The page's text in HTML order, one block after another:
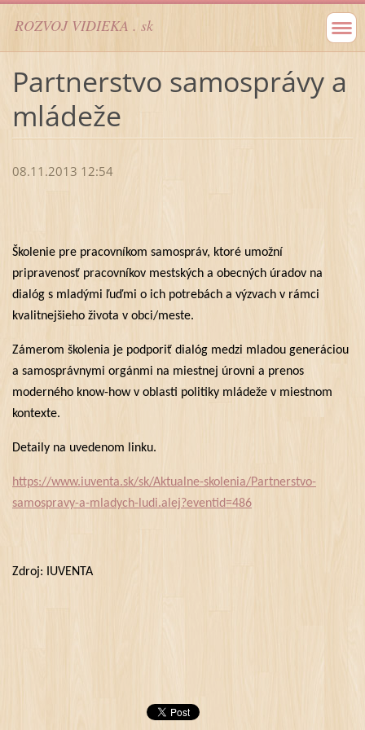
ROZVOJ VIDIEKA . sk
Partnerstvo samosprávy a
mládeže
08.11.2013 12:54
Školenie pre pracovníkom samospráv, ktoré umožní
pripravenosť pracovníkov mestských a obecných úradov na
dialóg s mladými ľuďmi o ich potrebách a výzvach v rámci
kvalitnejšieho života v obci/meste.
Zámerom školenia je podporiť dialóg medzi mladou generáciou
a samosprávnymi orgánmi na miestnej úrovni a prenos
moderného know-how v oblasti politiky mládeže v miestnom
kontexte.
Detaily na uvedenom linku.
https://www.iuventa.sk/sk/Aktualne-skolenia/Partnerstvo-
samospravy-a-mladych-ludi.alej?eventid=486
Zdroj: IUVENTA